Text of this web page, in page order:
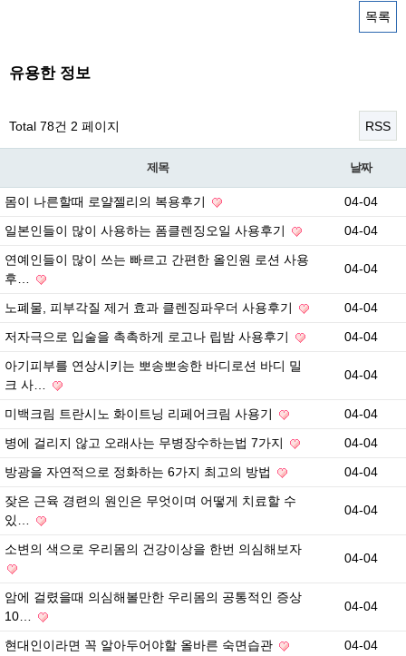
목록
유용한 정보
Total 78건 2 페이지 RSS
제목 날짜
몸이 나른할때 로얄젤리의 복용후기
04-04
일본인들이 많이 사용하는 폼클렌징오일 사용후기
04-04
연예인들이 많이 쓰는 빠르고 간편한 올인원 로션 사용
후…
04-04
노폐물, 피부각질 제거 효과 클렌징파우더 사용후기
04-04
저자극으로 입술을 촉촉하게 로고나 립밤 사용후기
04-04
아기피부를 연상시키는 뽀송뽀송한 바디로션 바디 밀
크 사…
04-04
미백크림 트란시노 화이트닝 리페어크림 사용기
04-04
병에 걸리지 않고 오래사는 무병장수하는법 7가지
04-04
방광을 자연적으로 정화하는 6가지 최고의 방법
04-04
잦은 근육 경련의 원인은 무엇이며 어떻게 치료할 수
있…
04-04
소변의 색으로 우리몸의 건강이상을 한번 의심해보자
04-04
암에 걸렸을때 의심해볼만한 우리몸의 공통적인 증상
10…
04-04
현대인이라면 꼭 알아두어야할 올바른 숙면습관 04-04